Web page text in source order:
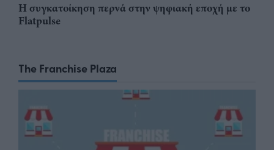
Η συγκατοίκηση περνά στην ψηφιακή εποχή με το
Flatpulse
The Franchise Plaza